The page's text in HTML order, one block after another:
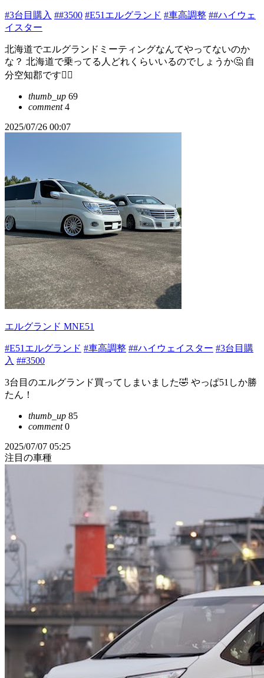
#3台目購入 ##3500 #E51エルグランド #車高調整 ##ハイウェ
イスター
北海道でエルグランドミーティングなんてやってないのか
な？ 北海道で乗ってる人どれくらいいるのでしょうか🤔 自
分空知郡です🙋‍♂️
thumb_up 69
comment4
2025/07/26 00:07
エルグランド MNE51
#E51エルグランド #車高調整 ##ハイウェイスター #3台目購
入 ##3500
3台目のエルグランド買ってしまいました🤣 やっぱ51しか勝
たん！
thumb_up 85
comment0
2025/07/07 05:25
注目の車種